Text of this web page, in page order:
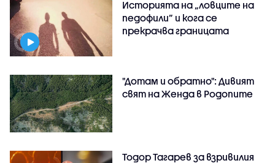
Историята на „ловците на
педофили” и кога се
прекрачва границата
"Дотам и обратно": Дивият
свят на Женда в Родопите
Тодор Тагарев за взривилия